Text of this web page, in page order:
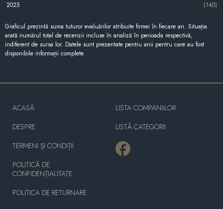
2025
(140)
Graficul prezintă suma tuturor evaluărilor atribuite firmei în fiecare an. Situația
arată numărul total de recenzii incluse în analiză în perioada respectivă,
indiferent de sursa lor. Datele sunt prezentate pentru anii pentru care au fost
disponibile informații complete.
ACASĂ
DESPRE
TERMENI ȘI CONDIȚII
POLITICĂ DE
CONFIDENȚIALITATE
POLITICA DE RETURNARE
LISTA COMPANIILOR
LISTĂ CATEGORII